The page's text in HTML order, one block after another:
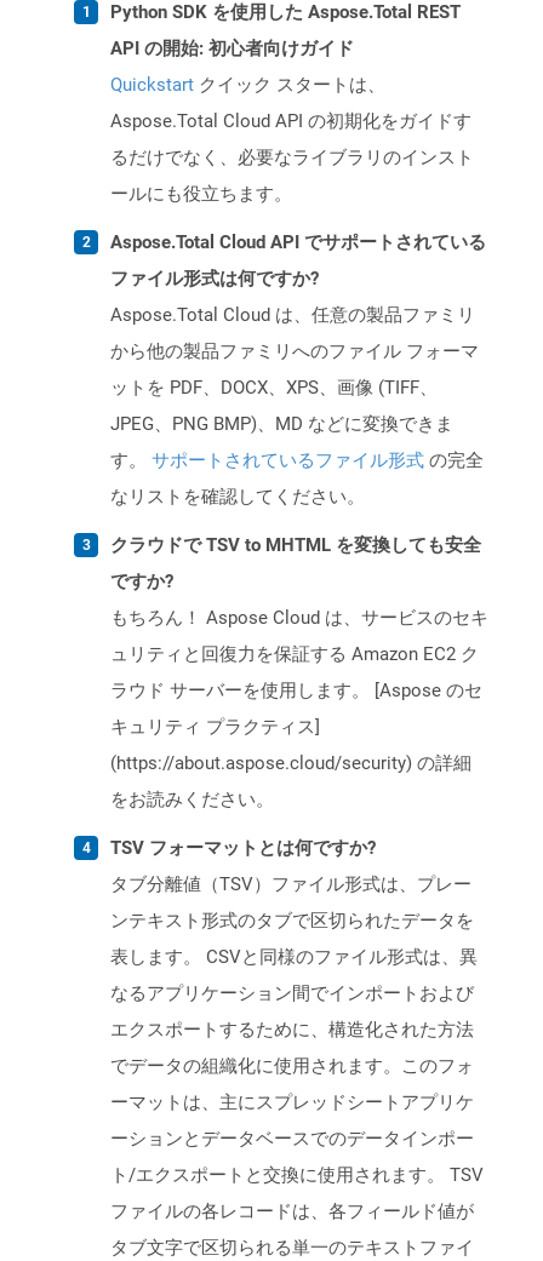
Python SDK を使用した Aspose.Total REST
API の開始: 初心者向けガイド
Quickstart クイック スタートは、
Aspose.Total Cloud API の初期化をガイドす
るだけでなく、必要なライブラリのインスト
ールにも役立ちます。
Aspose.Total Cloud API でサポートされている
ファイル形式は何ですか?
Aspose.Total Cloud は、任意の製品ファミリ
から他の製品ファミリへのファイル フォーマ
ットを PDF、DOCX、XPS、画像 (TIFF、
JPEG、PNG BMP)、MD などに変換できま
す。 サポートされているファイル形式 の完全
なリストを確認してください。
クラウドで TSV to MHTML を変換しても安全
ですか?
もちろん！ Aspose Cloud は、サービスのセキ
ュリティと回復力を保証する Amazon EC2 ク
ラウド サーバーを使用します。 [Aspose のセ
キュリティ プラクティス]
(https://about.aspose.cloud/security) の詳細
をお読みください。
TSV フォーマットとは何ですか?
タブ分離値（TSV）ファイル形式は、プレー
ンテキスト形式のタブで区切られたデータを
表します。 CSVと同様のファイル形式は、異
なるアプリケーション間でインポートおよび
エクスポートするために、構造化された方法
でデータの組織化に使用されます。このフォ
ーマットは、主にスプレッドシートアプリケ
ーションとデータベースでのデータインポー
ト/エクスポートと交換に使用されます。 TSV
ファイルの各レコードは、各フィールド値が
タブ文字で区切られる単一のテキストファイ